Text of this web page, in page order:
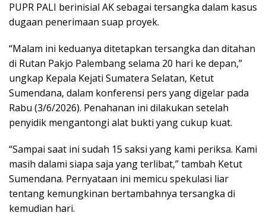
PUPR PALI berinisial AK sebagai tersangka dalam kasus
dugaan penerimaan suap proyek.
“Malam ini keduanya ditetapkan tersangka dan ditahan
di Rutan Pakjo Palembang selama 20 hari ke depan,”
ungkap Kepala Kejati Sumatera Selatan, Ketut
Sumendana, dalam konferensi pers yang digelar pada
Rabu (3/6/2026). Penahanan ini dilakukan setelah
penyidik mengantongi alat bukti yang cukup kuat.
“Sampai saat ini sudah 15 saksi yang kami periksa. Kami
masih dalami siapa saja yang terlibat,” tambah Ketut
Sumendana. Pernyataan ini memicu spekulasi liar
tentang kemungkinan bertambahnya tersangka di
kemudian hari.